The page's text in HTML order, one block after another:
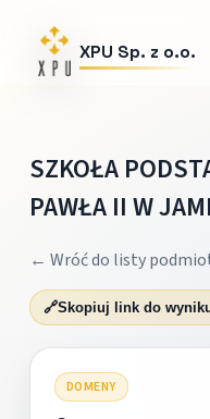
XPU Sp. z o.o.
SZKOŁA
PAWŁA II W
← Wróć do listy
🔗Skopiuj link do
DOMENY